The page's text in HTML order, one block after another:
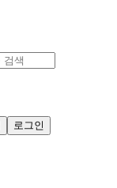
로그인